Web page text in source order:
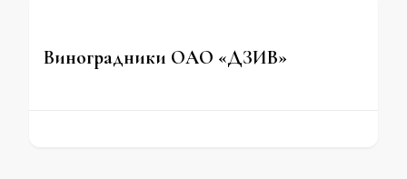
Виноградники ОАО «ДЗИВ»